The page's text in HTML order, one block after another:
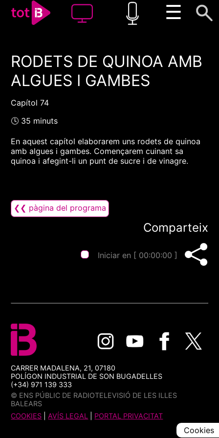
☰
00:00 00:00
1x
RODETS DE QUINOA AMB
ALGUES I GAMBES
Capítol 74
🕓 35 minuts
En aquest capítol elaborarem uns rodets de quinoa
amb algues i gambes. Començarem cuinant sa
quinoa i afegint-li un punt de sucre i de vinagre.
❮❮ pàgina del programa
Comparteix
Iniciar en [ 00:00:00 ]
CARRER MADALENA, 21, 07180
POLÍGON INDUSTRIAL DE SON BUGADELLES
(+34) 971 139 333
© ENS PÚBLIC DE RADIOTELEVISIÓ DE LES ILLES
BALEARS
COOKIES |AVÍS LEGAL PORTAL PRIVACITAT
Cookies